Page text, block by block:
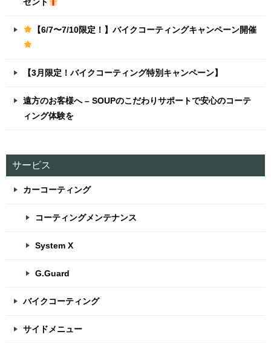
ゼント
【6/7〜7/10限定！】バイクコーティングキャンペーン開催
【3月限定！バイクコーティング特別キャンペーン】
遠方のお客様へ – SOUPのこだわりサポートで安心のコーテ
ィング体験を
サービス
カーコーティング
コーティングメンテナンス
System X
G.Guard
バイクコーティング
サイドメニュー